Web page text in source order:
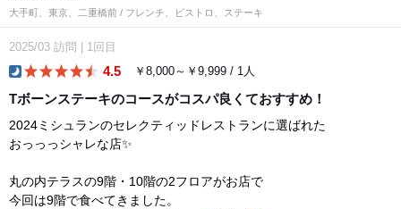
大手町、東京、二重橋前 / フレンチ、ビストロ、ステーキ
2025/03 訪問 1回目
4.5 ￥8,000～￥9,999 / 1人
Tボーンステーキのコースがコスパ良くておすすめ！
2024ミシュランのセレクティッドレストランに選ばれた
おっっっシャレな店✨
丸の内テラスの9階・10階の2フロアがお店で
今回は9階で食べてきました。